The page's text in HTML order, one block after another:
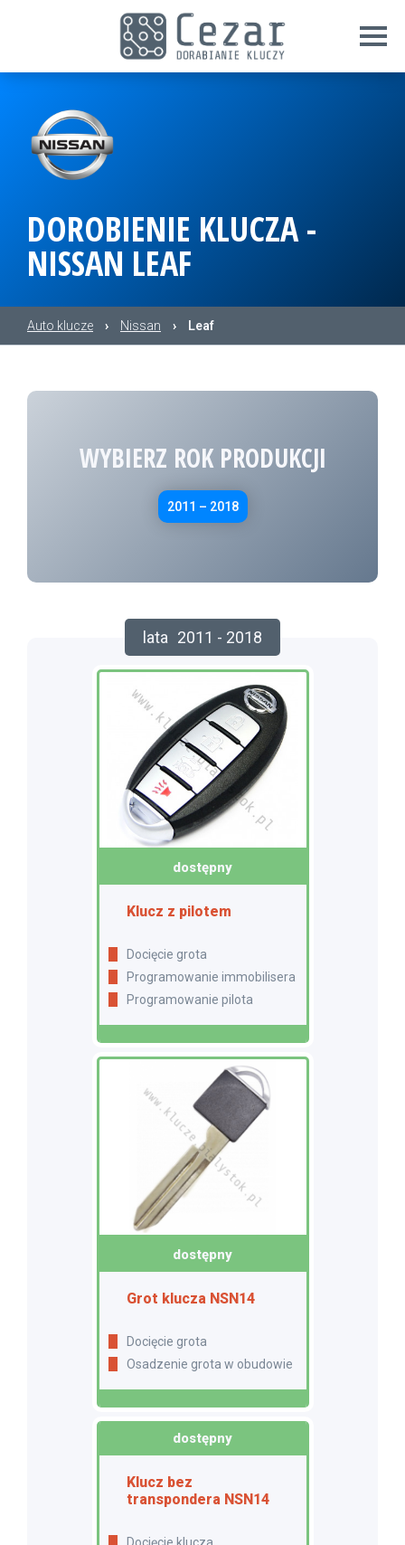
DOROBIENIE KLUCZA -
NISSAN LEAF
Auto klucze › Nissan › Leaf
WYBIERZ ROK PRODUKCJI
2011 – 2018
lata 2011 - 2018
dostępny
Klucz z pilotem
Docięcie grota
Programowanie immobilisera
Programowanie pilota
dostępny
Grot klucza NSN14
Docięcie grota
Osadzenie grota w obudowie
dostępny
Klucz bez
transpondera NSN14